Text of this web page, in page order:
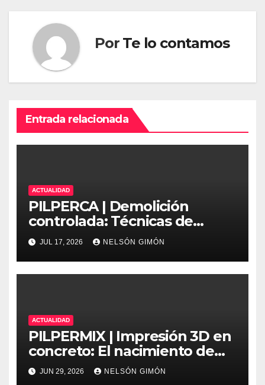
Por Te lo contamos
Entrada relacionada
ACTUALIDAD
PILPERCA | Demolición
controlada: Técnicas de
precisión y protocolos de
seguridad en la ingeniería
moderna
JUL 17, 2026 NELSÓN GIMÓN
ACTUALIDAD
PILPERMIX | Impresión 3D en
concreto: El nacimiento de
una nueva era arquitectónica
automatizada
JUN 29, 2026 NELSÓN GIMÓN